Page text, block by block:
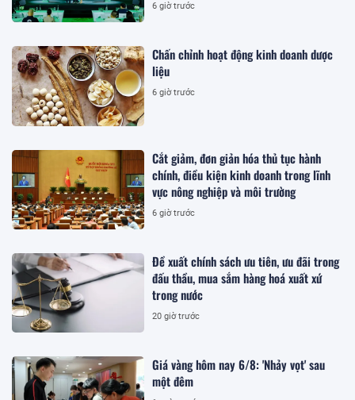
6 giờ trước
Chấn chỉnh hoạt động kinh doanh dược
liệu
6 giờ trước
Cắt giảm, đơn giản hóa thủ tục hành
chính, điều kiện kinh doanh trong lĩnh
vực nông nghiệp và môi trường
6 giờ trước
Đề xuất chính sách ưu tiên, ưu đãi trong
đấu thầu, mua sắm hàng hoá xuất xứ
trong nước
20 giờ trước
Giá vàng hôm nay 6/8: 'Nhảy vọt' sau
một đêm